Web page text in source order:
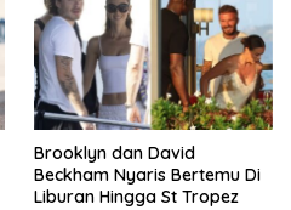
Brooklyn dan David
Beckham Nyaris Bertemu Di
Liburan Hingga St Tropez